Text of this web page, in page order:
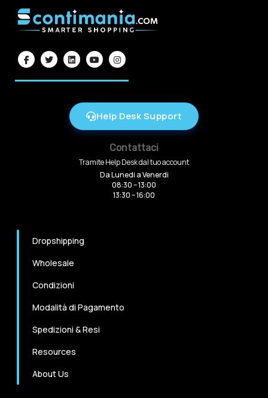
Help Desk Support
Contattaci
Tramite Help Desk dal tuo account
Da Lunedi a Venerdi
08:30 – 13:00
13:30 – 16:00
Dropshipping
Wholesale
Condizioni
Modalità di Pagamento
Spedizioni & Resi
Resources
About Us